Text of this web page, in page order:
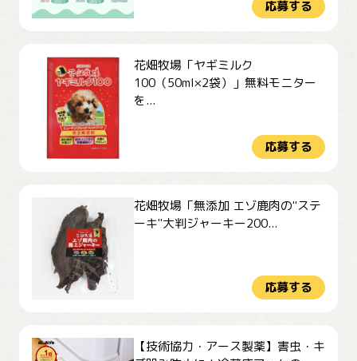
応募する
花畑牧場「ヤギミルク
100（50ml×2袋）」無料モニター
を...
応募する
花畑牧場「無添加 エゾ鹿肉の"ステ
ーキ"大判ジャーキー200...
応募する
【技術協力・アース製薬】害虫・キ